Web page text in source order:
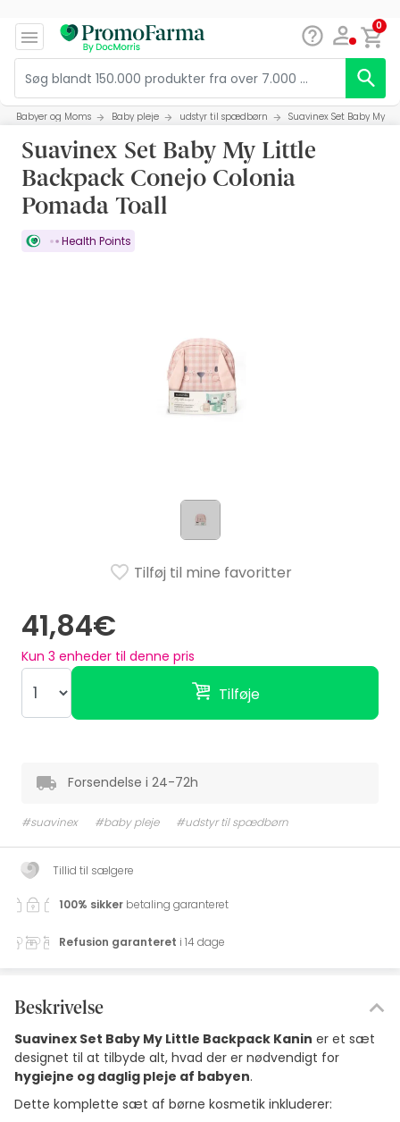
0
Babyer og Moms Baby pleje udstyr til spædbørn Suavinex Set Baby My
Suavinex Set Baby My Little
Backpack Conejo Colonia
Pomada Toall
Health Points
41,84€
Kun 3 enheder til denne pris
Tilføje
Tilføj til mine favoritter
Forsendelse i 24-72h
#suavinex #baby pleje #udstyr til spædbørn
Tillid til sælgere
100% sikker betaling garanteret
Refusion garanteret i 14 dage
Beskrivelse
Suavinex Set Baby My Little Backpack Kanin er et sæt
designet til at tilbyde alt, hvad der er nødvendigt for
hygiejne og daglig pleje af babyen.
Dette komplette sæt af børne kosmetik inkluderer: